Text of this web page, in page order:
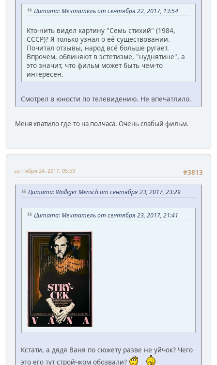
Цитата: Мечтатель от сентября 22, 2017, 13:54
Кто-нить видел картину "Семь стихий" (1984,
СССР)? Я только узнал о её существовании.
Почитал отзывы, народ всё больше ругает.
Впрочем, обвиняют в эстетизме, "нуднятине", а
это значит, что фильм может быть чем-то
интересен.
Смотрел в юности по телевидению. Не впечатлило.
Меня хватило где-то на полчаса. Очень слабый фильм.
#3813
сентября 24, 2017, 05:59
Цитата: Wolliger Mensch от сентября 23, 2017, 23:29
Цитата: Мечтатель от сентября 23, 2017, 21:41
Кстати, а дядя Ваня по сюжету разве не уйчок? Чего
это его тут стройчком обозвали?